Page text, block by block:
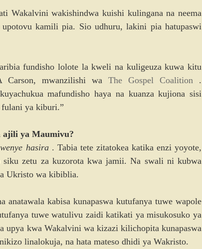
Wakalvini wakishindwa kuishi kulingana na neema
kamili pia. Sio udhuru, lakini pia hatupaswi
fundisho lolote la kweli na kuligeuza kuwa kitu
Carson, mwanzilishi wa The Gospel Coalition .
mafundisho haya na kuanza kujiona sisi
fulani ya kiburi.”
ajili ya Maumivu?
hasira . Tabia tete zitatokea katika enzi yoyote,
zetu za kuzorota kwa jamii. Na swali ni kubwa
Ukristo wa kibiblia.
kabisa kunapaswa kutufanya tuwe wapole
tuwe watulivu zaidi katikati ya misukosuko ya
kwa Wakalvini wa kizazi kilichopita kunapaswa
linalokuja, na hata mateso dhidi ya Wakristo.